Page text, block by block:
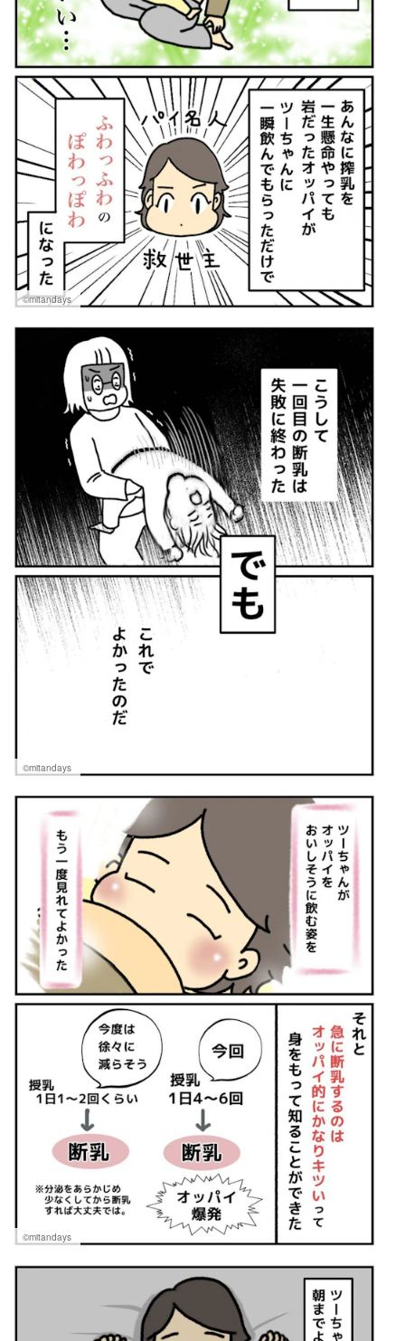
©mitandays
©mitandays
©mitandays